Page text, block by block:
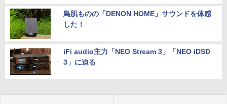
鳥肌ものの「DENON HOME」サウンドを体感
した！
iFi audio主力「NEO Stream 3」「NEO iDSD
3」に迫る